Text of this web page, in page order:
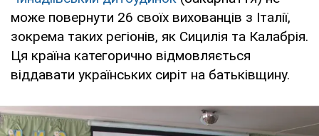
може повернути 26 своїх вихованців з Італії,
зокрема таких регіонів, як Сицилія та Калабрія.
Ця країна категорично відмовляється
віддавати українських сиріт на батьківщину.